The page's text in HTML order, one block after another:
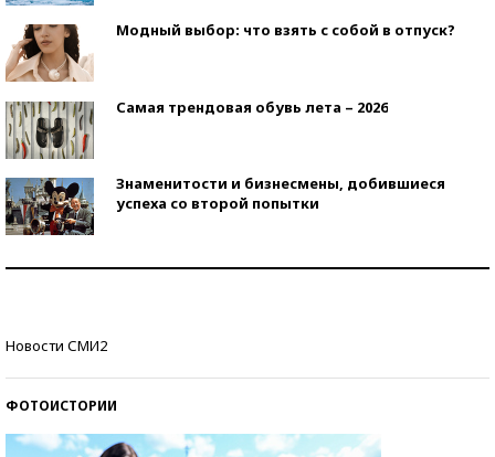
Модный выбор: что взять с собой в отпуск?
Самая трендовая обувь лета – 2026
Знаменитости и бизнесмены, добившиеся
успеха со второй попытки
Новости СМИ2
ФОТОИСТОРИИ